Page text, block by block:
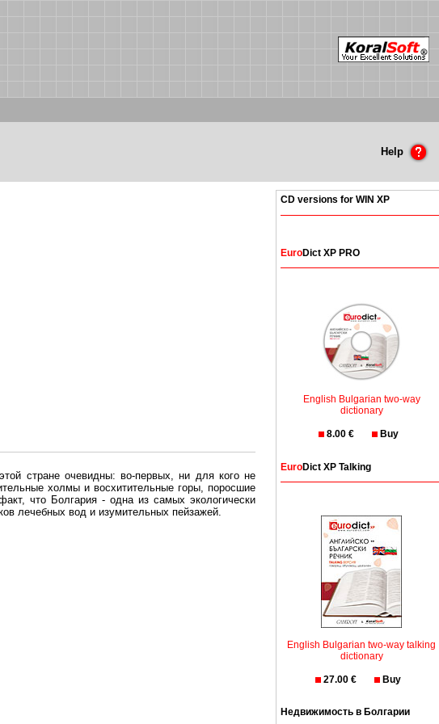
Help
стране очевидны: во-первых, ни для кого не
холмы и восхитительные горы, поросшие
что Болгария - одна из самых экологически
лечебных вод и изумительных пейзажей.
в том, что Болгария безопасная страна - в ней
CD versions for WIN XP
EuroDict XP PRO
English Bulgarian two-way
dictionary
8.00 € Buy
EuroDict XP Talking
English Bulgarian two-way talking
dictionary
27.00 € Buy
Недвижимость в Болгарии